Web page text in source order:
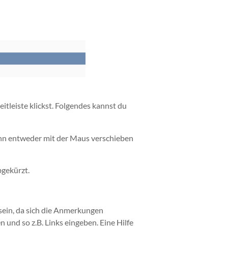
klickst. Folgendes kannst du
entweder mit der Maus verschieben
da sich die Anmerkungen
und so z.B. Links eingeben. Eine Hilfe